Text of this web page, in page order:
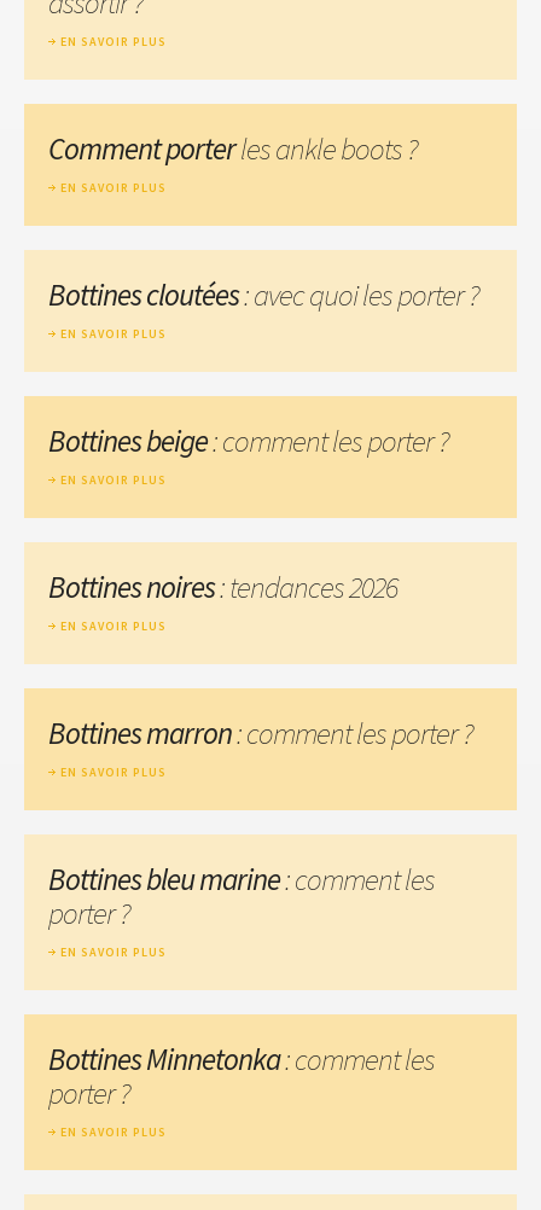
EN SAVOIR PLUS
Comment porterles ankle boots ?
EN SAVOIR PLUS
Bottines cloutées: avec quoi les porter ?
EN SAVOIR PLUS
Bottines beige: comment les porter ?
EN SAVOIR PLUS
Bottines noires: tendances 2026
EN SAVOIR PLUS
Bottines marron: comment les porter ?
EN SAVOIR PLUS
Bottines bleu marine: comment les
porter ?
EN SAVOIR PLUS
Bottines Minnetonka: comment les
porter ?
EN SAVOIR PLUS